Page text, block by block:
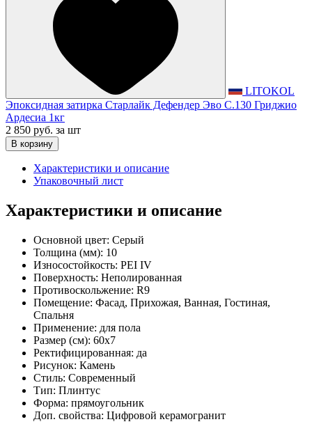
LITOKOL
Эпоксидная затирка Старлайк Дефендер Эво С.130 Гриджио
Ардесиа 1кг
2 850 руб. за шт
В корзину
Характеристики и описание
Упаковочный лист
Характеристики и описание
Основной цвет: Серый
Толщина (мм): 10
Износостойкость: PEI IV
Поверхность: Неполированная
Противоскольжение: R9
Помещение: Фасад, Прихожая, Ванная, Гостиная,
Спальня
Применение: для пола
Размер (см): 60x7
Ректифицированная: да
Рисунок: Камень
Стиль: Современный
Тип: Плинтус
Форма: прямоугольник
Доп. свойства: Цифровой керамогранит